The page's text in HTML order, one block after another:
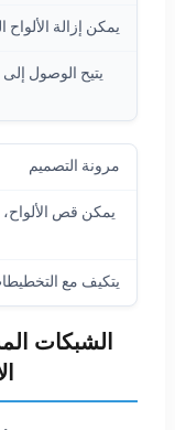
يمكن إزالة الألواح
يتيح الوصول
مرونة التصميم
يمكن قص
يتكيف مع
الشبكات